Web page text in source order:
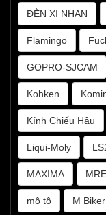
ĐÈN XI NHAN
Flamingo
GOPRO-SJCAM
Kohken
Kính Chiếu Hậu
Liqui-Moly
MAXIMA
mô tô M Biker